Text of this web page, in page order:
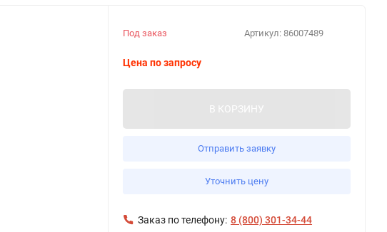
Артикул: 86007489
Под заказ
Цена по запросу
В КОРЗИНУ
Отправить заявку
Уточнить цену
Заказ по телефону: 8 (800) 301-34-44